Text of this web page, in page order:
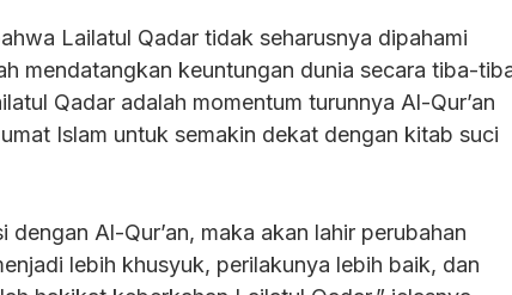
Lailatul Qadar tidak seharusnya dipahami
mendatangkan keuntungan dunia secara tiba-
Qadar adalah momentum turunnya Al-Qur’an
Islam untuk semakin dekat dengan kitab suci
dengan Al-Qur’an, maka akan lahir perubahan
lebih khusyuk, perilakunya lebih baik, dan